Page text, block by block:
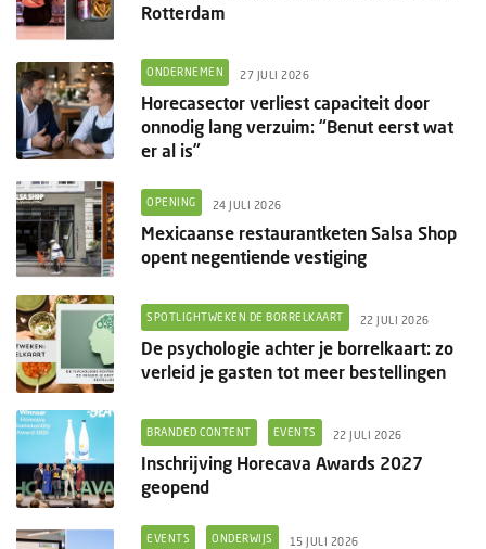
Rotterdam
ONDERNEMEN 27 JULI 2026
Horecasector verliest capaciteit door
onnodig lang verzuim: “Benut eerst wat
er al is”
OPENING 24 JULI 2026
Mexicaanse restaurantketen Salsa Shop
opent negentiende vestiging
SPOTLIGHTWEKEN DE BORRELKAART 22 JULI 2026
De psychologie achter je borrelkaart: zo
verleid je gasten tot meer bestellingen
BRANDED CONTENT EVENTS 22 JULI 2026
Inschrijving Horecava Awards 2027
geopend
EVENTS ONDERWIJS 15 JULI 2026